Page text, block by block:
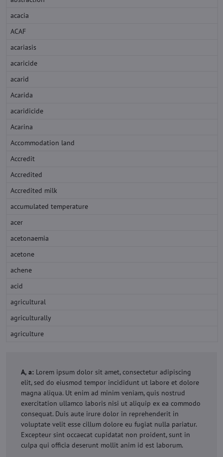
acacia
ACAF
acariasis
acaricide
acarid
Acarida
acaridicide
Acarina
Accommodation land
Accredit
Accredited
Accredited milk
accumulated temperature
acer
acetonaemia
acetone
achene
acid
agricultural
agriculturally
agriculture
A, a: Lorem ipsum dolor sit amet, consectetur adipiscing
elit, sed do eiusmod tempor incididunt ut labore et dolore
magna aliqua. Ut enim ad minim veniam, quis nostrud
exercitation ullamco laboris nisi ut aliquip ex ea commodo
consequat. Duis aute irure dolor in reprehenderit in
voluptate velit esse cillum dolore eu fugiat nulla pariatur.
Excepteur sint occaecat cupidatat non proident, sunt in
culpa qui officia deserunt mollit anim id est laborum.